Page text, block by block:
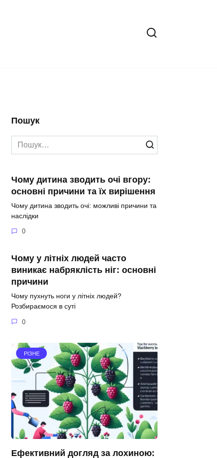
Пошук
Search
for:
Чому дитина зводить очі вгору:
основні причини та їх вирішення
Чому дитина зводить очі: можливі причини та
наслідки
0
Чому у літніх людей часто
виникає набряклість ніг: основні
причини
Чому пухнуть ноги у літніх людей?
Розбираємося в суті
0
РІЗНЕ
Ефективний догляд за лохиною: